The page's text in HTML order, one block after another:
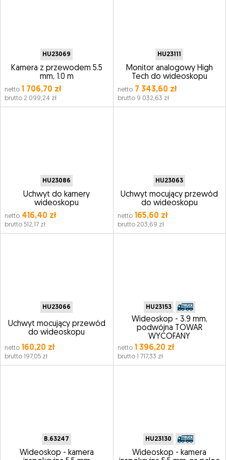
HU23069
Kamera z przewodem 5.5
mm, 1.0 m
netto 1 706,70 zł
brutto 2 099,24 zł
HU23111
Monitor analogowy High
Tech do wideoskopu
netto7 343,60 zł
brutto 9 032,63 zł
HU23086
Uchwyt do kamery
wideoskopu
netto 416,40 zł
brutto 512,17 zł
HU23063
Uchwyt mocujący przewód
do wideoskopu
netto165,60 zł
brutto 203,69 zł
HU23066
Uchwyt mocujący przewód
do wideoskopu
netto 160,20 zł
brutto 197,05 zł
HU23153
Wideoskop - 3.9 mm,
podwójna TOWAR
WYCOFANY
netto1 396,20 zł
brutto 1 717,33 zł
B.63247
Wideoskop - kamera
HU23130
Wideoskop - kamera